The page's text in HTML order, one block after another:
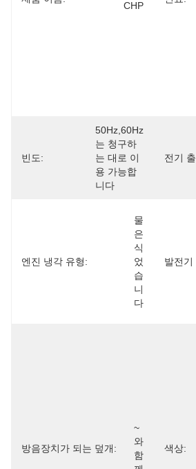
CHP
빈도:
50Hz,60Hz
는 청구하
는 대로 이
용 가능합
니다
전기
엔진 냉각 유형:
물
은
식
었
습
니
다
발전기
방음장치가 되는 덮개:
~
와
함
색상: